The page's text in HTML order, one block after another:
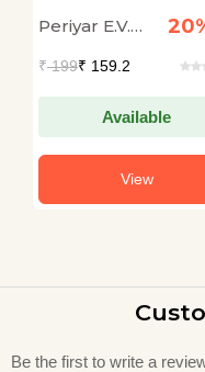
Periyar E.V.
₹199₹ 159.2
Available
View
Be the first to write a